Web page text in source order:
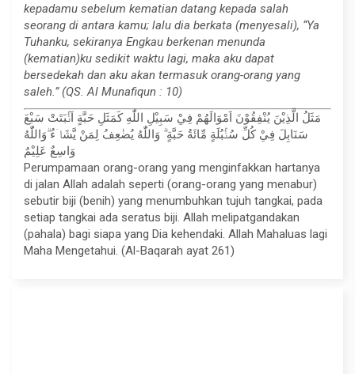
kepadamu sebelum kematian datang kepada salah
seorang di antara kamu; lalu dia berkata (menyesali), “Ya
Tuhanku, sekiranya Engkau berkenan menunda
(kematian)ku sedikit waktu lagi, maka aku dapat
bersedekah dan aku akan termasuk orang-orang yang
saleh.” (QS. Al Munafiqun : 10)
مَثَلُ الَّذِيْنَ يُنْفِقُوْنَ اَمْوَالَهُمْ فِيْ سَبِيْلِ اللّٰهِ كَمَثَلِ حَبَّةٍ اَنْۢبَتَتْ سَبْعَ
سَنَابِلَ فِيْ كُلِّ سُنْۢبُلَةٍ مِّائَةُ حَبَّةٍ ۗ وَاللّٰهُ يُضٰعِفُ لِمَنْ يَّشَاۤءُ ۗوَاللّٰهُ
وَاسِعٌ عَلِيْمٌ
Perumpamaan orang-orang yang menginfakkan hartanya
di jalan Allah adalah seperti (orang-orang yang menabur)
sebutir biji (benih) yang menumbuhkan tujuh tangkai, pada
setiap tangkai ada seratus biji. Allah melipatgandakan
(pahala) bagi siapa yang Dia kehendaki. Allah Mahaluas lagi
Maha Mengetahui. (Al-Baqarah ayat 261)